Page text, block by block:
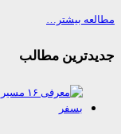
بیشتر…
مطالب